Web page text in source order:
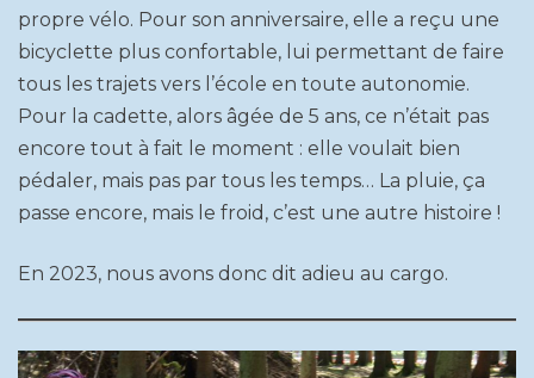
propre vélo. Pour son anniversaire, elle a reçu une
bicyclette plus confortable, lui permettant de faire
tous les trajets vers l’école en toute autonomie.
Pour la cadette, alors âgée de 5 ans, ce n’était pas
encore tout à fait le moment : elle voulait bien
pédaler, mais pas par tous les temps… La pluie, ça
passe encore, mais le froid, c’est une autre histoire !
En 2023, nous avons donc dit adieu au cargo.